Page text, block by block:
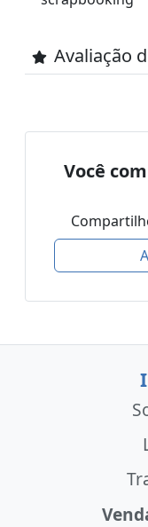
Avaliação
Você